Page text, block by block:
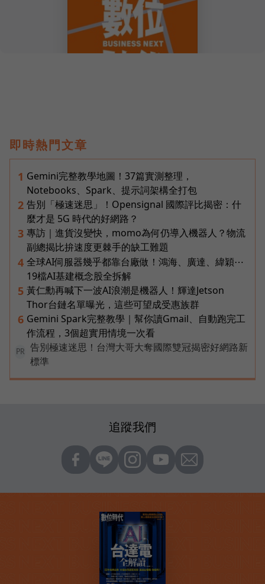
即時熱門文章
1 Gemini完整教學地圖！37篇實測整理，
Notebooks、Spark、提示詞架構全打包
2 告別「極速迷思」！Opensignal 國際評比揭密：什
麼才是 5G 時代的好網路？
3 專訪｜進貨沒變快，momo為何仍導入機器人？物流
副總揭比拚速度更棘手的缺工難題
4 全球AI伺服器幾乎都靠台廠做！鴻海、廣達、緯穎⋯
19檔AI基建概念股全拆解
5 黃仁勳再喊下一波AI浪潮是機器人！輝達Jetson
Thor台鏈名單曝光，這些可望成受惠族群
6 Gemini Spark完整教學｜幫你讀Gmail、自動跑完工
作流程，3個超實用情境一次看
PR
告別極速迷思！台灣大哥大奪國際雙冠揭密好網路新
標準
追蹤我們